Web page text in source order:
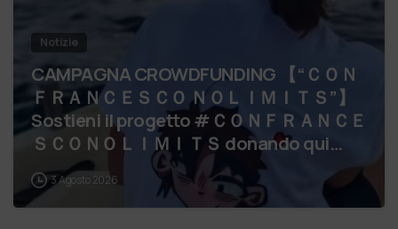
Notizie
CAMPAGNA CROWDFUNDING 【 “ＣＯＮ
ＦＲＡＮＣＥＳＣＯ ＮＯＬＩＭＩＴＳ”】
Sostieni il progetto #ＣＯＮＦＲＡＮＣＥ
ＳＣＯＮＯＬＩＭＩＴＳ donando qui
IBAN ADOA IT 07 V 05034 5…
3 Agosto 2026